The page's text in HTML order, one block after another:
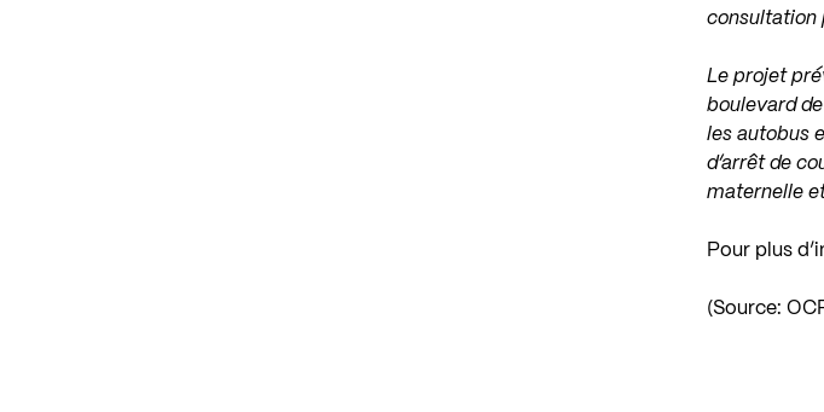
consultation
Le projet
boulevard
les autobus
d’arrêt de
maternelle
Pour plus
(Source: